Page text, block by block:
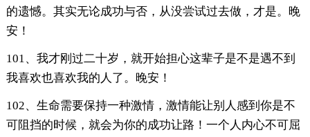
的遗憾。其实无论成功与否，从没尝试过去做，才是。晚
安！
101、我才刚过二十岁，就开始担心这辈子是不是遇不到
我喜欢也喜欢我的人了。晚安！
102、生命需要保持一种激情，激情能让别人感到你是不
可阻挡的时候，就会为你的成功让路！一个人内心不可屈